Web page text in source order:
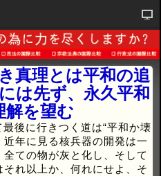
真理とは平和の追
は先ず、永久平和
解を望む
後に行きつく道は“平和か壊
年に見る核兵器の開発は一
ての物が灰と化し、そして
れ以上か、何れにせよ、そ